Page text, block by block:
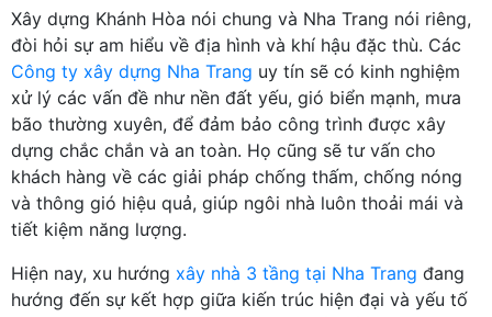
Xây dựng Khánh Hòa nói chung và Nha Trang nói riêng,
đòi hỏi sự am hiểu về địa hình và khí hậu đặc thù. Các
Công ty xây dựng Nha Trang uy tín sẽ có kinh nghiệm
xử lý các vấn đề như nền đất yếu, gió biển mạnh, mưa
bão thường xuyên, để đảm bảo công trình được xây
dựng chắc chắn và an toàn. Họ cũng sẽ tư vấn cho
khách hàng về các giải pháp chống thấm, chống nóng
và thông gió hiệu quả, giúp ngôi nhà luôn thoải mái và
tiết kiệm năng lượng.
Hiện nay, xu hướng xây nhà 3 tầng tại Nha Trang đang
hướng đến sự kết hợp giữa kiến trúc hiện đại và yếu tố